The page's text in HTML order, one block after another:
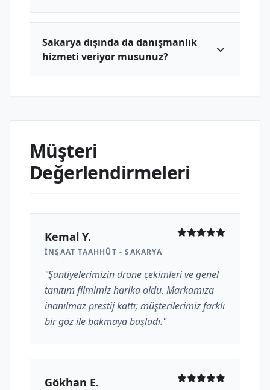
Sakarya dışında da danışmanlık
hizmeti veriyor musunuz?
Müşteri
Değerlendirmeleri
Kemal Y.
İNŞAAT TAAHHÜT - SAKARYA
"Şantiyelerimizin drone çekimleri ve genel
tanıtım filmimiz harika oldu. Markamıza
inanılmaz prestij kattı; müşterilerimiz farklı
bir göz ile bakmaya başladı."
Gökhan E.